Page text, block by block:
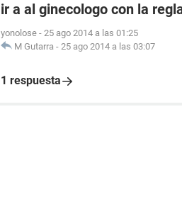
ir a al ginecologo con la
yonolose - 25 ago 2014 a las 01:25
M Gutarra - 25 ago 2014 a las 03:07
1 respuesta